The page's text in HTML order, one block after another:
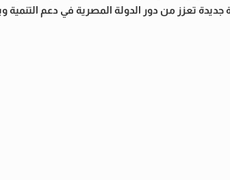
تعزز من دور الدولة المصرية في دعم